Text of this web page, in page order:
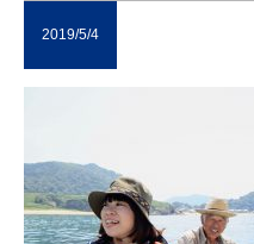
2019/5/4